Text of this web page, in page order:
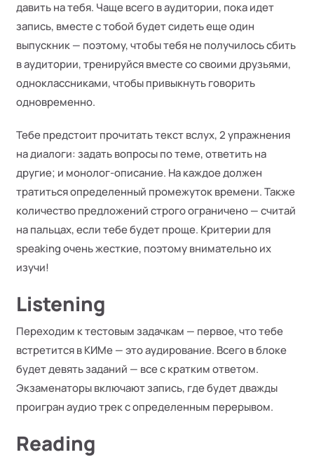
давить на тебя. Чаще всего в аудитории, пока идет
запись, вместе с тобой будет сидеть еще один
выпускник — поэтому, чтобы тебя не получилось сбить
в аудитории, тренируйся вместе со своими друзьями,
одноклассниками, чтобы привыкнуть говорить
одновременно.
Тебе предстоит прочитать текст вслух, 2 упражнения
на диалоги: задать вопросы по теме, ответить на
другие; и монолог-описание. На каждое должен
тратиться определенный промежуток времени. Также
количество предложений строго ограничено — считай
на пальцах, если тебе будет проще. Критерии для
speaking очень жесткие, поэтому внимательно их
изучи!
Listening
Переходим к тестовым задачкам — первое, что тебе
встретится в КИМе — это аудирование. Всего в блоке
будет девять заданий — все с кратким ответом.
Экзаменаторы включают запись, где будет дважды
проигран аудио трек с определенным перерывом.
Reading